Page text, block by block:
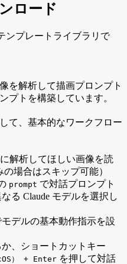
ロード
ンプレートライブラリで
を解析して描画プロンプト
プトを構築しています。
て、基本的なワークフロー
解析してほしい画像を読
場合はスキップ可能）
prompt で対話プロンプト
る Claude モデルを選択し
モデルの基本動作指示を設
、ショートカットキー
） + Enter を押して対話